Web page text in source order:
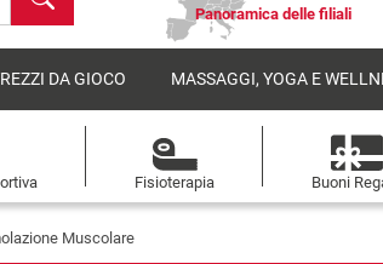
Panoramica delle filiali
DA GIOCO MASSAGGI, YOGA E
Fisioterapia Buoni
Muscolare